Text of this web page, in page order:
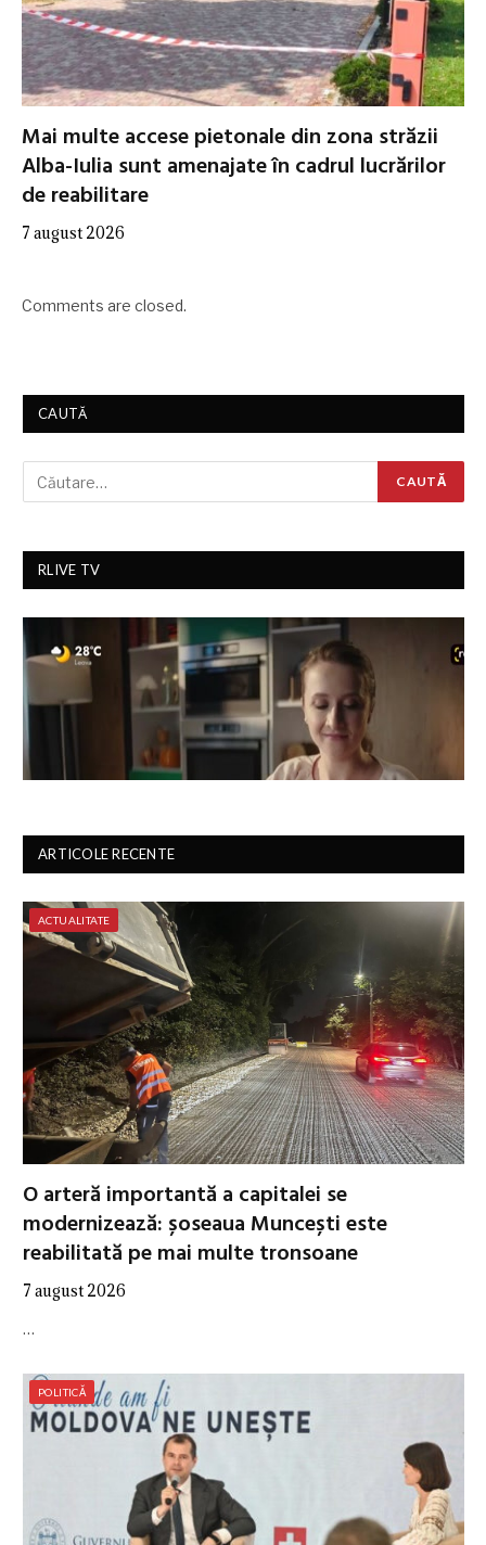
Mai multe accese pietonale din zona străzii
Alba-Iulia sunt amenajate în cadrul lucrărilor
de reabilitare
7 august 2026
Comments are closed.
CAUTĂ
RLIVE TV
ARTICOLE RECENTE
ACTUALITATE
O arteră importantă a capitalei se
modernizează: șoseaua Muncești este
reabilitată pe mai multe tronsoane
7 august 2026
…
POLITICĂ